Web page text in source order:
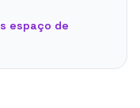
espaço de